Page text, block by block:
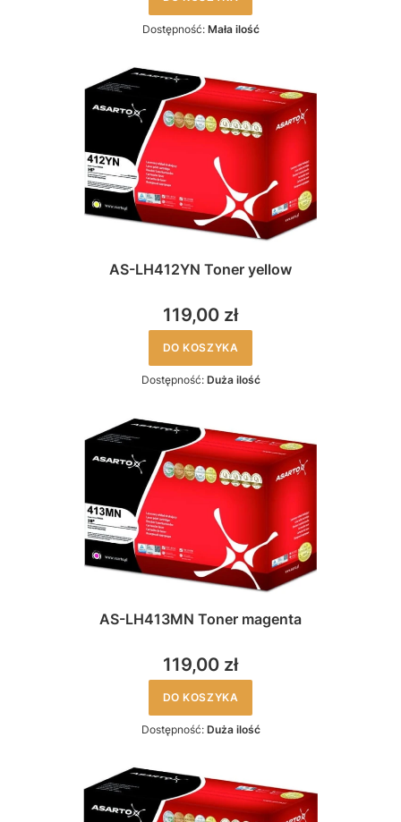
Dostępność: Mała ilość
AS-LH412YN Toner yellow
119,00 zł
DO KOSZYKA
Dostępność: Duża ilość
AS-LH413MN Toner magenta
119,00 zł
DO KOSZYKA
Dostępność: Duża ilość